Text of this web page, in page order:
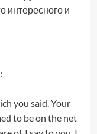
интересного и
you said. Your
to be on the net